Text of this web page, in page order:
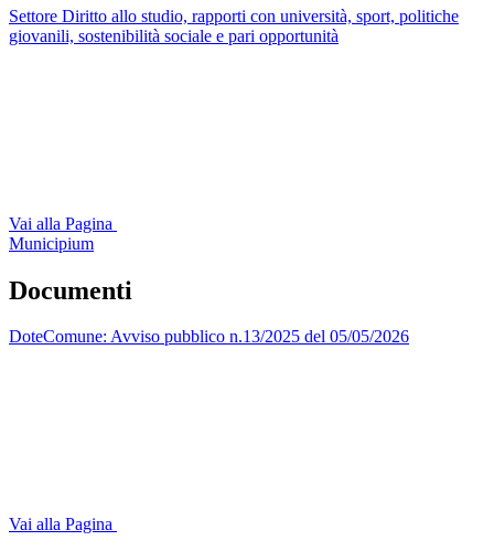
Settore Diritto allo studio, rapporti con università, sport, politiche
giovanili, sostenibilità sociale e pari opportunità
Vai alla Pagina
Municipium
Documenti
DoteComune: Avviso pubblico n.13/2025 del 05/05/2026
Vai alla Pagina